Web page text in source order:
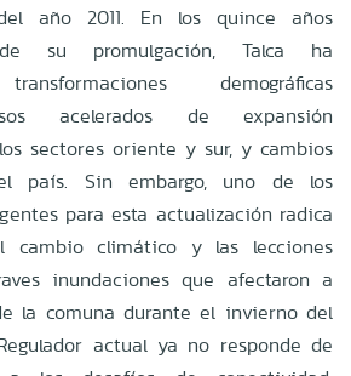
año 2011. En los quince años
su promulgación, Talca ha
demográficas
acelerados de expansión
sectores oriente y sur, y cambios
país. Sin embargo, uno de los
para esta actualización radica
cambio climático y las lecciones
inundaciones que afectaron a
la comuna durante el invierno del
actual ya no responde de